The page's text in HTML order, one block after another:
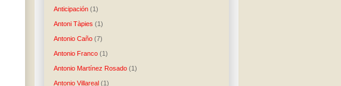
Anticipación (1)
Antoni Tàpies (1)
Antonio Caño (7)
Antonio Franco (1)
Antonio Martínez Rosado (1)
Antonio Villareal (1)